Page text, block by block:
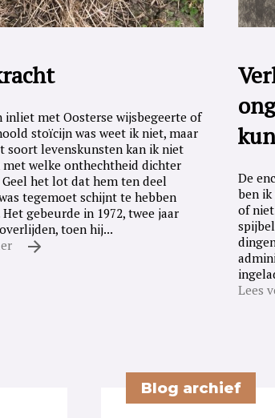
inliet met Oosterse wijsbegeerte of
stoïcijn was weet ik niet, maar
soort levenskunsten kan ik niet
met welke onthechtheid dichter
Geel het lot dat hem ten deel
tegemoet schijnt te hebben
gebeurde in 1972, twee jaar
toen hij...
De
ben
of
Lees
Blog archief